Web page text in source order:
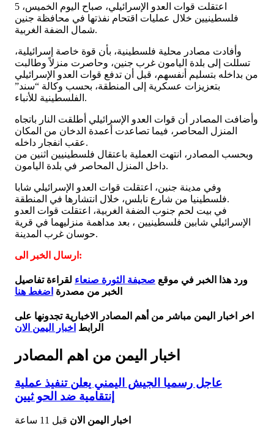
اعتقلت قوات العدو الإسرائيلي، صباح اليوم الخميس، 5
فلسطينيين خلال عمليات اقتحام نفذتها في محافظة جنين
شمال الضفة الغربية.
وأفادت مصادر محلية فلسطينية، بأن قوة خاصة إسرائيلية،
تسللت إلى بلدة اليامون غرب جنين، وحاصرت منزلاً وطالبت
من بداخله بتسليم أنفسهم، قبل أن تدفع قوات العدو الإسرائيلي
بتعزيزات عسكرية إلى المنطقة، بحسب وكالة “سند”
الفلسطينية للأنباء.
وأضافت المصادر أن قوات العدو الإسرائيلي أطلقت النار باتجاه
المنزل المحاصر، فيما تصاعدت أعمدة الدخان من المكان
عقب انفجار داخله.
وبحسب المصادر، انتهت العملية باعتقال فلسطينيين اثنين من
داخل المنزل المحاصر في بلدة اليامون.
وفي مدينة جنين، اعتقلت قوات العدو الإسرائيلي شابا
فلسطينيا من شارع نابلس، خلال انتشارها في المنطقة.
في بيت لحم جنوب الضفة الغربية، اعتقلت قوات العدو
الإسرائيلي شابين فلسطينيين ، بعد مداهمة منزليهما في قرية
حوسان غرب المدينة.
ارسال الخبر الى:
ورد هذا الخبر في موقع صحيفة الثورة صنعاء لقراءة تفاصيل
الخبر من مصدرة اضغط هنا
اخر اخبار اليمن مباشر من أهم المصادر الاخبارية تجدونها على
الرابط اخبار اليمن الان
اخبار اليمن من اهم المصادر
عاجل رسميا الجيش اليمني يعلن تنفيذ عملية
إنتقامية ضد الحو ثيين
اخبار اليمن الان قبل 11 ساعة